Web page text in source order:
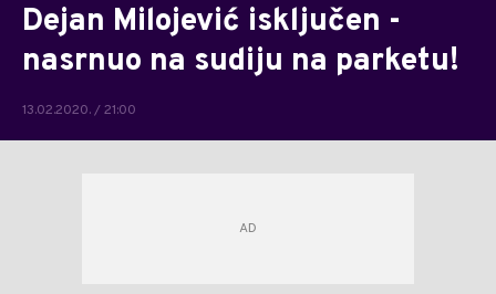
Dejan Milojević isključen -
nasrnuo na sudiju na parketu!
13.02.2020. / 21:00